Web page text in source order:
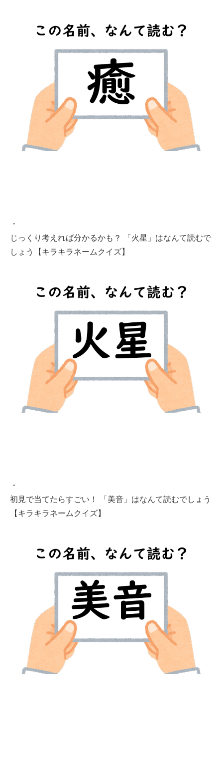
・
じっくり考えれば分かるかも？ 「火星」はなんて読むで
しょう【キラキラネームクイズ】
・
初見で当てたらすごい！ 「美音」はなんて読むでしょう
【キラキラネームクイズ】